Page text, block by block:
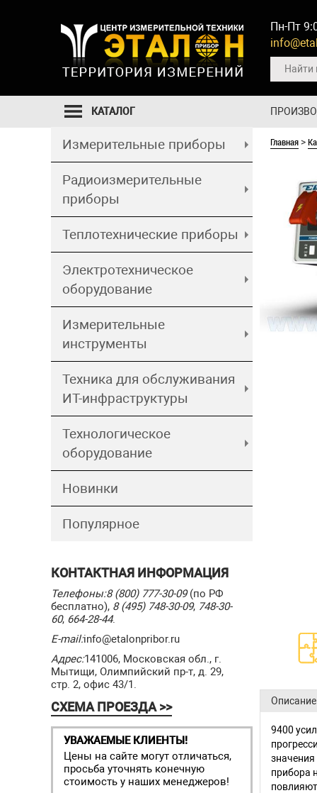
Пн-Пт
КАТАЛОГ
Измерительные приборы
Радиоизмерительные
приборы
Теплотехнические приборы
Электротехническое
оборудование
Измерительные
инструменты
Техника для обслуживания
ИТ-инфраструктуры
Технологическое
оборудование
Новинки
Популярное
КОНТАКТНАЯ ИНФОРМАЦИЯ
Телефоны:8 (800) 777-30-09(по РФ
бесплатно), 8 (495) 748-30-09, 748-30-
60, 664-28-44.
E-mail:info@etalonpribor.ru
Адрес:141006, Московская обл., г.
Мытищи, Олимпийский пр-т, д. 29,
стр. 2, офис 43/1.
СХЕМА ПРОЕЗДА >>
УВАЖАЕМЫЕ КЛИЕНТЫ!
Цены на сайте могут отличаться,
просьба уточнять конечную
стоимость у наших менеджеров!
Главная >
Описание
9400
прибора